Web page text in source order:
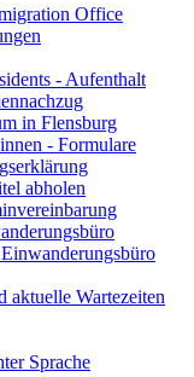
Office
- Aufenthalt
in Flensburg
- Formulare
abholen
aktuelle Wartezeiten
Sprache